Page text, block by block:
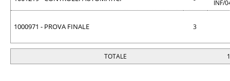
INF/
1000971 - PROVA FINALE 3
TOTALE